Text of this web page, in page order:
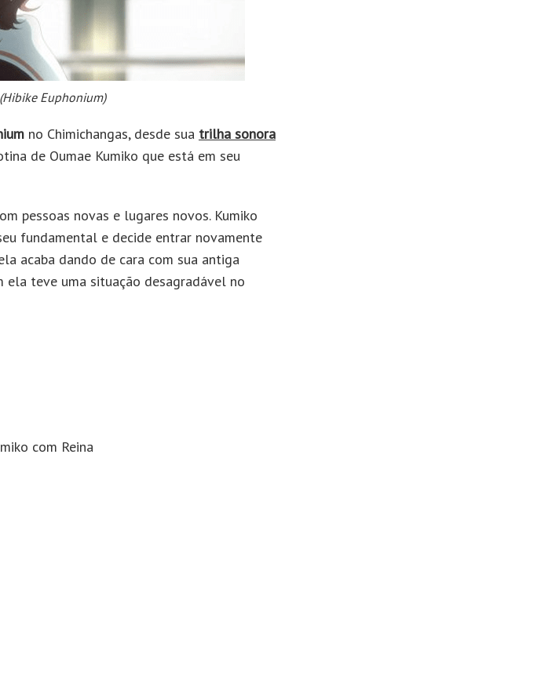
Euphonium)
no Chimichangas, desde sua trilha sonora
de Oumae Kumiko que está em seu
pessoas novas e lugares novos. Kumiko
fundamental e decide entrar novamente
acaba dando de cara com sua antiga
ela teve uma situação desagradável no
com Reina